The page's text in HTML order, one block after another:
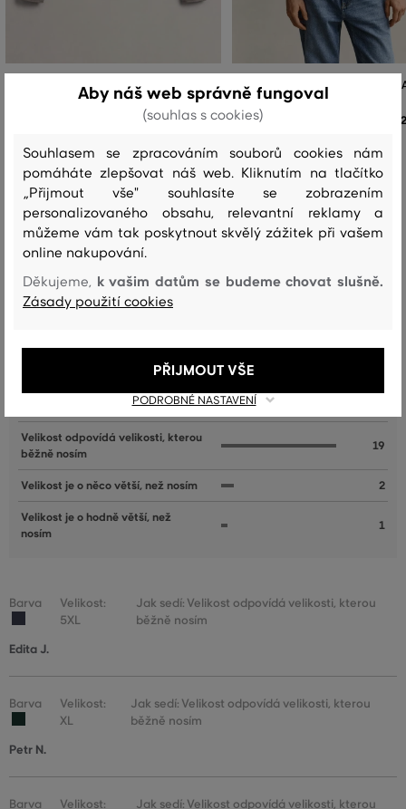
BUNDA GANT INSULATED FLANNEL
L, XL, XXL +1 další
BUNDA GANT HANDSTITCHED
Dostupné velikosti:
Recenze
Velikost je o něco menší, než nosím
Velikost odpovídá velikosti, kterou
běžně nosím
19
Velikost je o něco větší, než nosím 2
Velikost je o hodně větší, než
nosím
1
Barva
Velikost:
5XL
Jak sedí: Velikost odpovídá velikosti, kterou
běžně nosím
Edita J.
Barva
Velikost:
XL
Jak sedí: Velikost odpovídá velikosti, kterou
běžně nosím
Petr N.
Barva Velikost: Jak sedí: Velikost odpovídá velikosti, kterou
Aby náš web správně fungoval
(souhlas s cookies)
Souhlasem se zpracováním souborů cookies nám
pomáháte zlepšovat náš web. Kliknutím na tlačítko
„Přijmout vše" souhlasíte se zobrazením
personalizovaného obsahu, relevantní reklamy a
můžeme vám tak poskytnout skvělý zážitek při vašem
online nakupování.
Děkujeme, k vašim datům se budeme chovat slušně.
Zásady použití cookies
PODROBNÉ NASTAVENÍ
PŘIJMOUT VŠE